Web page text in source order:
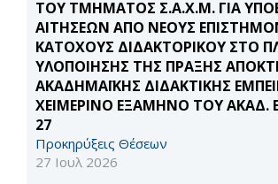
ΤΟΥ ΤΜΗΜΑΤΟΣ Σ.Α.Χ.Μ. ΓΙΑ
ΑΙΤΗΣΕΩΝ ΑΠΟ ΝΕΟΥΣ
ΚΑΤΟΧΟΥΣ ΔΙΔΑΚΤΟΡΙΚΟΥ ΣΤΟ
ΥΛΟΠΟΙΗΣΗΣ ΤΗΣ ΠΡΑΞΗΣ
ΑΚΑΔΗΜΑΪΚΗΣ ΔΙΔΑΚΤΙΚΗΣ
ΧΕΙΜΕΡΙΝΟ ΕΞΑΜΗΝΟ ΤΟΥ ΑΚΑΔ.
27
Προκηρύξεις Θέσεων
27 Ιουλ 2026